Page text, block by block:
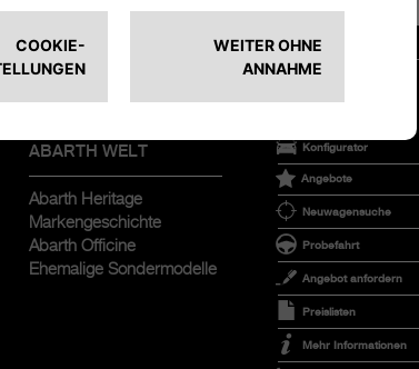
ABARTH WELT
Abarth Heritage
Markengeschichte
Abarth Officine
Ehemalige Sondermodelle
Konfigurator
Angebote
Neuwagensuche
Probefahrt
Angebot anfordern
Preislisten
Mehr Informationen